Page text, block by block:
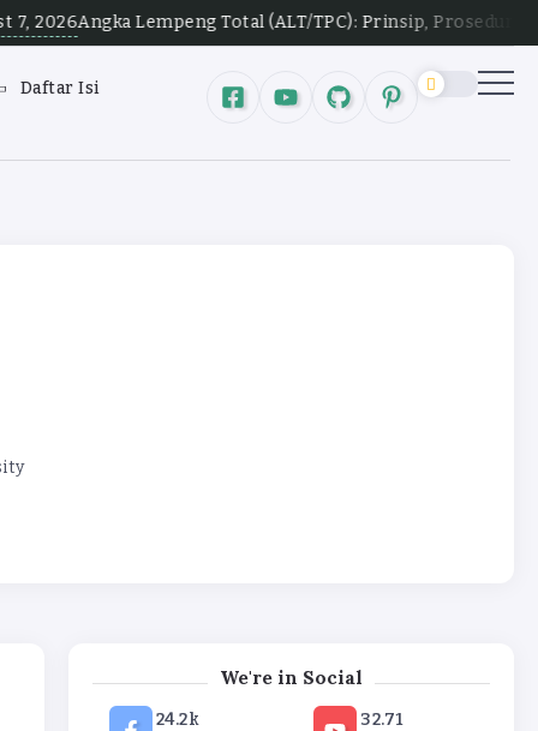
Lempeng Total (ALT/TPC): Prinsip, Prosedur, Rentang
Daftar Isi
We're in Social
24.2k 32.71